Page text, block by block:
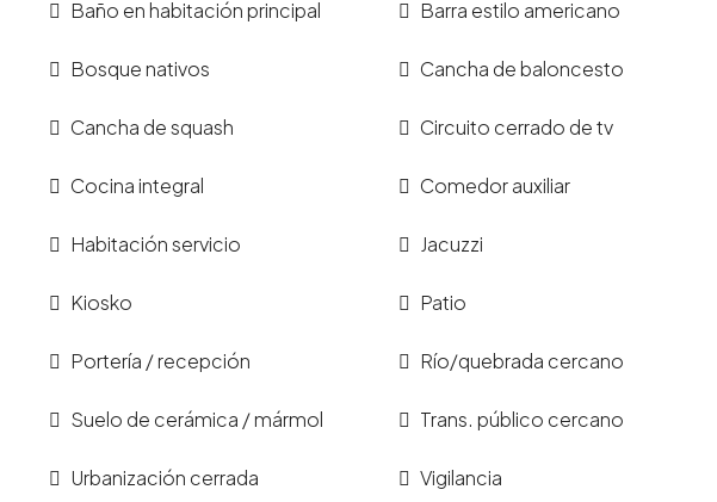
Baño en habitación principal Barra estilo americano
Bosque nativos Cancha de baloncesto
Cancha de squash Circuito cerrado de tv
Cocina integral Comedor auxiliar
Habitación servicio Jacuzzi
Kiosko Patio
Portería / recepción Río/quebrada cercano
Suelo de cerámica / mármol Trans. público cercano
Urbanización cerrada Vigilancia